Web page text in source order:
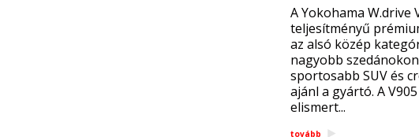
A Yokohama W.drive
teljesítményű
az alsó közép
nagyobb
sportosabb SUV és
ajánl a gyártó. A
elismert...
tovább